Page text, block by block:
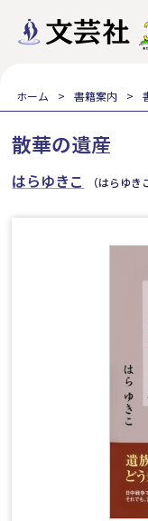
ホーム 書籍案内
散華の遺産
はらゆきこ （はらゆき